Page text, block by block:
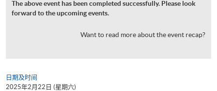
The above event has been completed successfully. Please look
forward to the upcoming events.
Want to read more about the event recap?
日期及时间
2025年2月22日 (星期六)